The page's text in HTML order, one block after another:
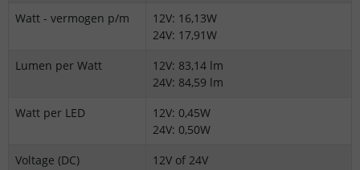
Watt - vermogen p/m
12V: 16,13W
24V: 17,91W
Lumen per Watt
12V: 83,14 lm
24V: 84,59 lm
Watt per LED
12V: 0,45W
24V: 0,50W
Voltage (DC)
12V of 24V